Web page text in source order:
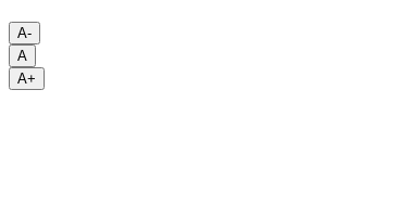
A-
A
A+